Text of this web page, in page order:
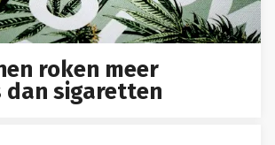
roken meer
dan sigaretten